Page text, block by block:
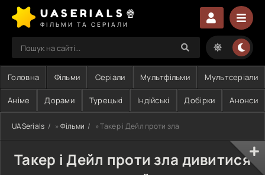
UASERIALS🍿
ФІЛЬМИ ТА СЕРІАЛИ
Головна Фільми Серіали Мультфільми Мультсеріали
Аніме Дорами Турецькі Індійські Добірки Анонси
UASerials » Фільми » Такер і Дейл проти зла
Такер і Дейл проти зла дивитися